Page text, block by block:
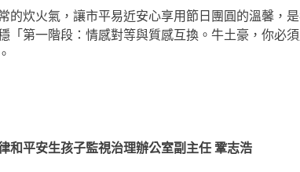
的炊火氣，讓市平易近安心享用節日團圓的溫馨，
「第一階段：情感對等與質感互換。牛土豪，你必
和平安生孩子監視治理辦公室副主任 鞏志浩